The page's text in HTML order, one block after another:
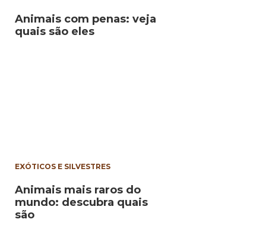
Animais com penas: veja
quais são eles
EXÓTICOS E SILVESTRES
Animais mais raros do
mundo: descubra quais
são